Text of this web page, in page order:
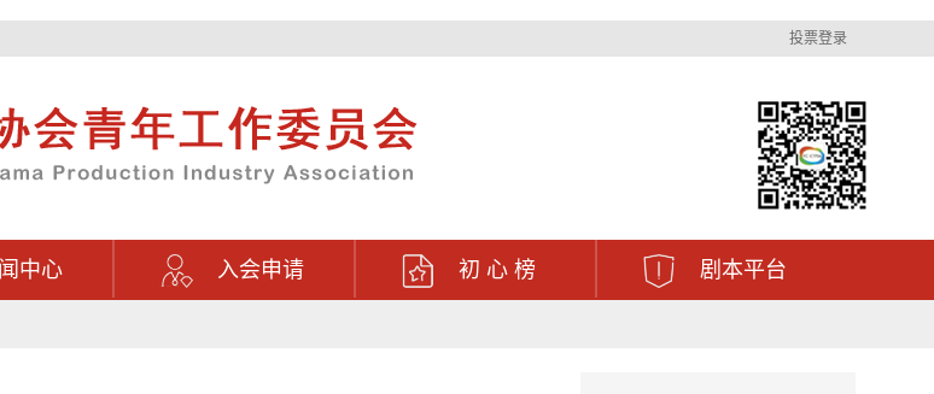
投票登录
中心 入会申请 初 心 榜 剧本平台